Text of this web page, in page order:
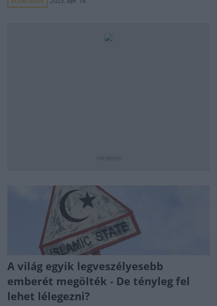
Hirdetés
A világ egyik legveszélyesebb
emberét megölték - De tényleg fel
lehet lélegezni?